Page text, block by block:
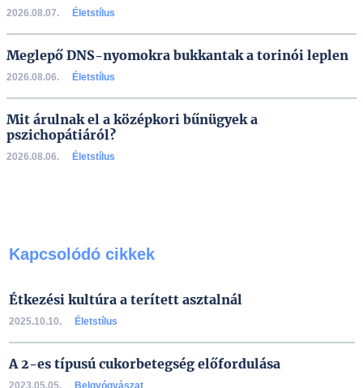
2026.08.07. Életstílus
Meglepő DNS-nyomokra bukkantak a torinói leplen
2026.08.06. Életstílus
Mit árulnak el a középkori bűnügyek a
pszichopátiáról?
2026.08.06. Életstílus
Kapcsolódó cikkek
Étkezési kultúra a terített asztalnál
2025.10.10. Életstílus
A 2-es típusú cukorbetegség előfordulása
2023.05.05. Belgyógyászat